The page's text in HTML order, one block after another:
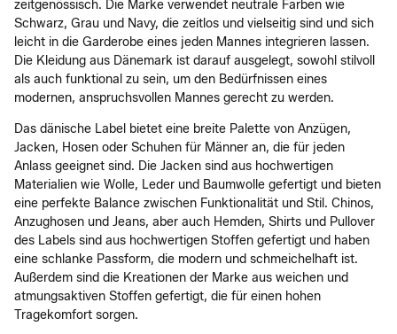
zeitgenössisch. Die Marke verwendet neutrale Farben wie
Schwarz, Grau und Navy, die zeitlos und vielseitig sind und sich
leicht in die Garderobe eines jeden Mannes integrieren lassen.
Die Kleidung aus Dänemark ist darauf ausgelegt, sowohl stilvoll
als auch funktional zu sein, um den Bedürfnissen eines
modernen, anspruchsvollen Mannes gerecht zu werden.
Das dänische Label bietet eine breite Palette von Anzügen,
Jacken, Hosen oder Schuhen für Männer an, die für jeden
Anlass geeignet sind. Die Jacken sind aus hochwertigen
Materialien wie Wolle, Leder und Baumwolle gefertigt und bieten
eine perfekte Balance zwischen Funktionalität und Stil. Chinos,
Anzughosen und Jeans, aber auch Hemden, Shirts und Pullover
des Labels sind aus hochwertigen Stoffen gefertigt und haben
eine schlanke Passform, die modern und schmeichelhaft ist.
Außerdem sind die Kreationen der Marke aus weichen und
atmungsaktiven Stoffen gefertigt, die für einen hohen
Tragekomfort sorgen.